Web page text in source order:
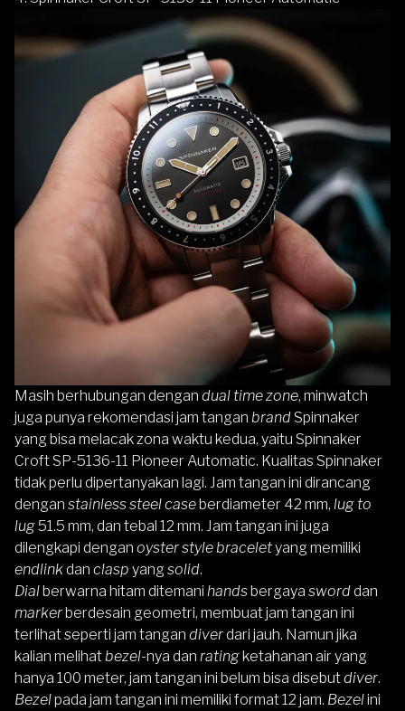
Masih berhubungan dengan dual time zone, minwatch
juga punya rekomendasi jam tangan brand Spinnaker
yang bisa melacak zona waktu kedua, yaitu Spinnaker
Croft SP-5136-11 Pioneer Automatic. Kualitas Spinnaker
tidak perlu dipertanyakan lagi. Jam tangan ini dirancang
dengan stainless steelcaseberdiameter 42 mm, lug to
lug51.5 mm, dan tebal 12 mm. Jam tangan ini juga
dilengkapi dengan oyster style braceletyang memiliki
endlinkdan clasp yang solid.
Dialberwarna hitam ditemani handsbergaya sworddan
markerberdesain geometri, membuat jam tangan ini
terlihat seperti jam tangan diverdari jauh. Namun jika
kalian melihatbezel-nya dan ratingketahanan air yang
hanya 100 meter, jam tangan ini belum bisa disebutdiver.
Bezelpada jam tangan ini memiliki format 12 jam. Bezelini